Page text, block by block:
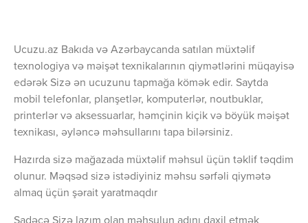
Ucuzu.az Bakıda və Azərbaycanda satılan müxtəlif
texnologiya və məişət texnikalarının qiymətlərini müqayisə
edərək Sizə ən ucuzunu tapmağa kömək edir. Saytda
mobil telefonlar, planşetlər, komputerlər, noutbuklar,
printerlər və aksessuarlar, həmçinin kiçik və böyük məişət
texnikası, əyləncə məhsullarını tapa bilərsiniz.
Hazırda sizə mağazada müxtəlif məhsul üçün təklif təqdim
olunur. Məqsəd sizə istədiyiniz məhsu sərfəli qiymətə
almaq üçün şərait yaratmaqdır